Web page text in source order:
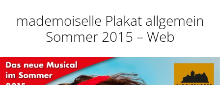
mademoiselle Plakat allgemein
Sommer 2015 – Web